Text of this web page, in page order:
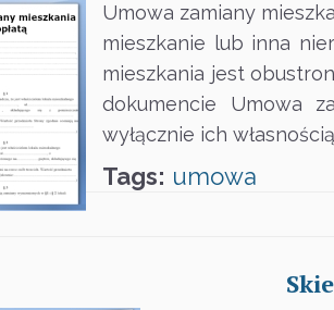
Umowa zamiany
mieszkanie lub inna
mieszkania jest
dokumencie Umowa
wyłącznie ich
Tags: umowa